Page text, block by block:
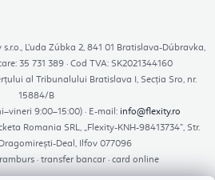
s.r.o., Ľuda Zúbka 2, 841 01 Bratislava-Dúbravka,
35 731 389 · Cod TVA: SK2021344160
al Tribunalului Bratislava I, Secția Sro, nr.
15884/B
9:00–15:00) · E-mail: info@flexity.ro
Romania SRL, „Flexity-KNH-98413734”, Str.
Deal, Ilfov 077096
· transfer bancar · card online